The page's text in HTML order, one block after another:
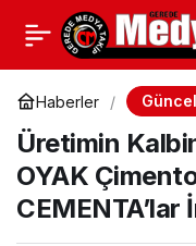
Haberler Güncel
Üretimin
OYAK
CEMENTA’lar
Gerede-Ankara
Kritik Düzenleme